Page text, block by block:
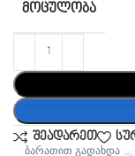
ᲛᲝᲪᲣᲚᲝᲑᲐ
შეადარეთ
ბარათით გადახდა